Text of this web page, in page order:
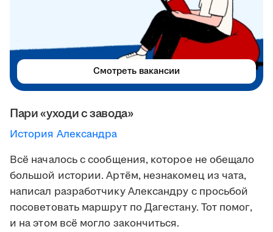
Пари «уходи с завода»
История Александра
Всё началось с сообщения, которое не обещало
большой истории. Артём, незнакомец из чата,
написал разработчику Александру с просьбой
посоветовать маршрут по Дагестану. Тот помог,
и на этом всё могло закончиться.
Смотреть вакансии